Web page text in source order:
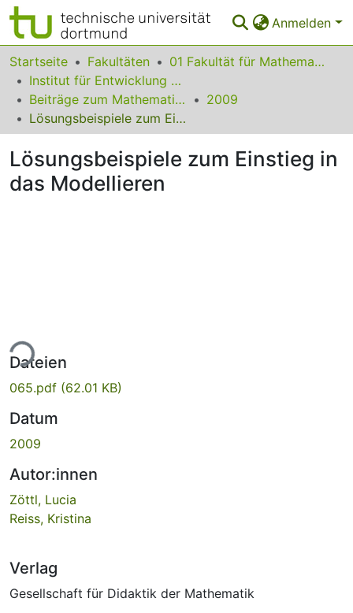
Anmelden
Bereiche & Sammlungen
Das gesamte Repositorium
Statistiken
FAQ
Leitlinien
Startseite Fakultäten
01 Fakultät für Mathematik
Institut für Entwicklung und Erforschung des Mathematikunterrichts
Beiträge zum Mathematikunterricht
2009
Lösungsbeispiele zum Einstieg in das Modellieren
Lösungsbeispiele zum Einstieg in
das Modellieren
Dateien
065.pdf (62.01 KB)
Datum
2009
Autor:innen
Zöttl, Lucia
Reiss, Kristina
Verlag
Gesellschaft für Didaktik der Mathematik